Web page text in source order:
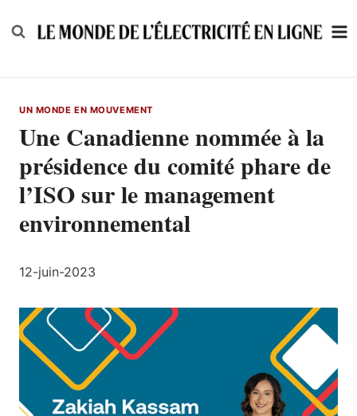
to
UN MONDE EN MOUVEMENT
Une Canadienne nommée à la
présidence du comité phare de
l’ISO sur le management
environnemental
12-juin-2023